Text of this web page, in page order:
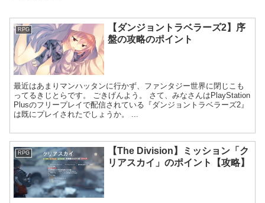
RPG
【ダンジョントラベラーズ2】序
盤の攻略のポイント
最近はあまりマンハッタンに行かず、ファンタジー世界に閉じこも
ってるきじとらです。 ごきげんよう。 さて、みなさんはPlayStation
Plusのフリープレイで配信されている『ダンジョントラベラーズ2』
は既にプレイされたでしょうか。 ...
RPG
【The Division】ミッション「ク
リアスカイ」のポイント【攻略】